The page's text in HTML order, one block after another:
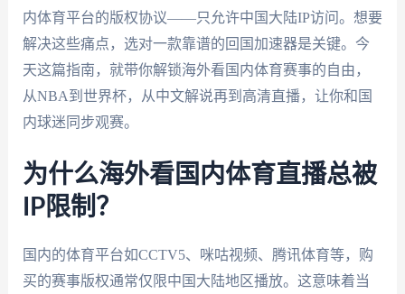
内体育平台的版权协议——只允许中国大陆IP访问。想要
解决这些痛点，选对一款靠谱的回国加速器是关键。今
天这篇指南，就带你解锁海外看国内体育赛事的自由，
从NBA到世界杯，从中文解说再到高清直播，让你和国
内球迷同步观赛。
为什么海外看国内体育直播总被
IP限制？
国内的体育平台如CCTV5、咪咕视频、腾讯体育等，购
买的赛事版权通常仅限中国大陆地区播放。这意味着当